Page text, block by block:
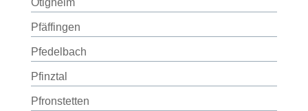
Ötigheim
Pfäffingen
Pfedelbach
Pfinztal
Pfronstetten